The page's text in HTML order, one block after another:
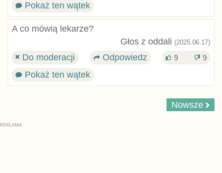
Pokaż ten wątek
A co mówią lekarze?
Głos z oddali (2025.06.17)
Do moderacji Odpowiedz 9 9
Pokaż ten wątek
Nowsze